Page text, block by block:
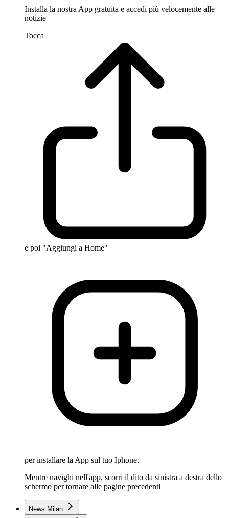
Installa la nostra App gratuita e accedi più velocemente alle
notizie
Tocca
e poi "Aggiungi a Home"
per installare la App sul tuo Iphone.
Mentre navighi nell'app, scorri il dito da sinistra a destra dello
schermo per tornare alle pagine precedenti
News Milan